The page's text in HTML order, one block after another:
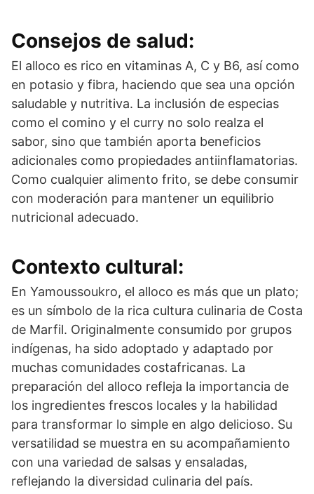
Consejos de salud:
El alloco es rico en vitaminas A, C y B6, así como
en potasio y fibra, haciendo que sea una opción
saludable y nutritiva. La inclusión de especias
como el comino y el curry no solo realza el
sabor, sino que también aporta beneficios
adicionales como propiedades antiinflamatorias.
Como cualquier alimento frito, se debe consumir
con moderación para mantener un equilibrio
nutricional adecuado.
Contexto cultural:
En Yamoussoukro, el alloco es más que un plato;
es un símbolo de la rica cultura culinaria de Costa
de Marfil. Originalmente consumido por grupos
indígenas, ha sido adoptado y adaptado por
muchas comunidades costafricanas. La
preparación del alloco refleja la importancia de
los ingredientes frescos locales y la habilidad
para transformar lo simple en algo delicioso. Su
versatilidad se muestra en su acompañamiento
con una variedad de salsas y ensaladas,
reflejando la diversidad culinaria del país.